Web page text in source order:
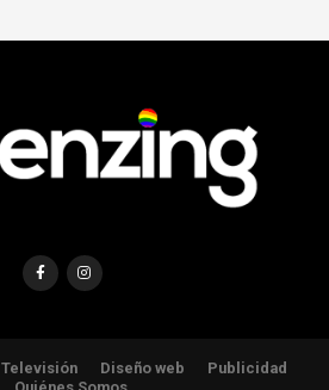
Televisión Diseño web
Publicidad